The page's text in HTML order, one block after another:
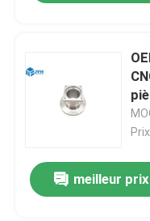
Services
Exposition de VR
Au sujet de nous
de
meilleur prix